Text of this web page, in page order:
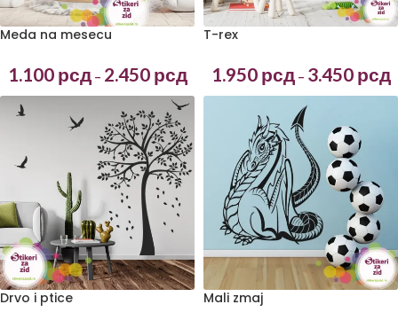
Meda na mesecu
1.100 рсд – 2.450 рсд
T-rex
1.950 рсд – 3.450 рсд
Drvo i ptice Mali zmaj